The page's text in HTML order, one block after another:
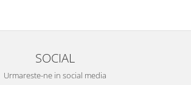
SOCIAL
Urmareste-ne in social media